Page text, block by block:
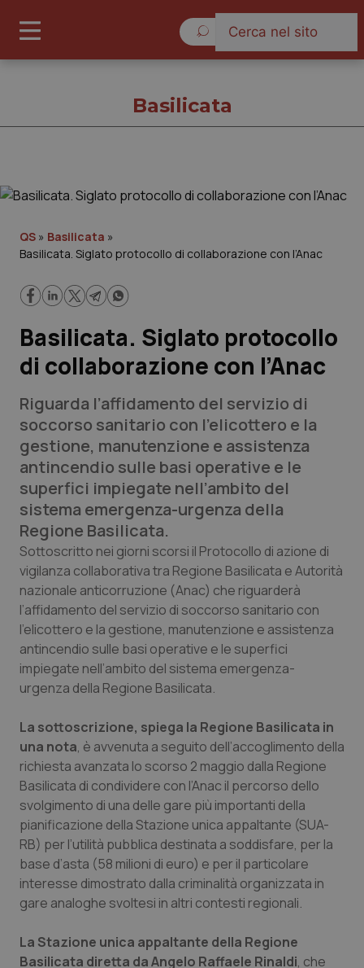
Cronache
Lavoro e Professioni
Scienza e Farmaci
Studi e Analisi
Lettere al direttore
Edizioni Regionali
QS Pro
Professionisti Sanitari.AI
Abruzzo
Basilicata
Calabria
Campania
Emilia-Romagna
Friuli Venezia Giulia
Lazio
Liguria
QS Pro Gold
Artrite & artrosi
Asma & BPCO
Car-T
Colesterolo & coronaropatie
Dermatite Atopica
Diabete & glucometri
Disturbi dell’umore
QS Club Newsletter
Basilicata
QS » Basilicata »
Basilicata. Siglato protocollo di collaborazione con l’Anac
Basilicata. Siglato protocollo
di collaborazione con l’Anac
Riguarda l’affidamento del servizio di
soccorso sanitario con l’elicottero e la
gestione, manutenzione e assistenza
antincendio sulle basi operative e le
superfici impiegate nell’ambito del
sistema emergenza-urgenza della
Regione Basilicata.
Sottoscritto nei giorni scorsi il Protocollo di azione di
vigilanza collaborativa tra Regione Basilicata e Autorità
nazionale anticorruzione (Anac) che riguarderà
l’affidamento del servizio di soccorso sanitario con
l’elicottero e la gestione, manutenzione e assistenza
antincendio sulle basi operative e le superfici
impiegate nell’ambito del sistema emergenza-
urgenza della Regione Basilicata.
La sottoscrizione, spiega la Regione Basilicata in
una nota, è avvenuta a seguito dell’accoglimento della
richiesta avanzata lo scorso 2 maggio dalla Regione
Basilicata di condividere con l’Anac il percorso dello
svolgimento di una delle gare più importanti della
pianificazione della Stazione unica appaltante (SUA-
RB) per l’utilità pubblica destinata a soddisfare, per la
base d’asta (58 milioni di euro) e per il particolare
interesse dimostrato dalla criminalità organizzata in
gare analoghe svoltesi in altri contesti regionali.
La Stazione unica appaltante della Regione
Basilicata diretta da Angelo Raffaele Rinaldi, che